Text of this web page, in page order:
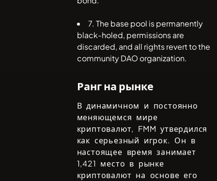
7. The base pool is permanently
black-holed, permissions are
discarded, and all rights revert to the
community DAO organization.
Ранг на рынке
В динамичном и постоянно
меняющемся мире
криптовалют, FMM утвердился
как серьезный игрок. Он в
настоящее время занимает
1,421 место в рынке
криптовалют на основе его